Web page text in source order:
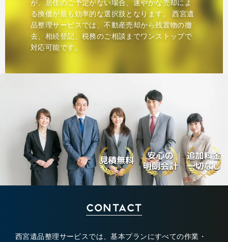
が、居住のご予定がない場合、速やかな売却によ
る換価が最も効率的な選択肢となります。 西宮遺
品整理サービスでは、不動産売却から残置物の撤
去、相続登記、税務のご相談までワンストップで
対応可能です。
CONTACT
西宮遺品整理サービスでは、基本プランにすべての作業・